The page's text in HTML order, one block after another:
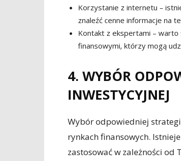
Korzystanie z internetu –
znaleźć cenne informacje na
Kontakt z ekspertami – warto
finansowymi, którzy mogą
4. WYBÓR
INWESTYCYJNEJ
Wybór odpowiedniej
rynkach finansowych.
zastosować w zależności